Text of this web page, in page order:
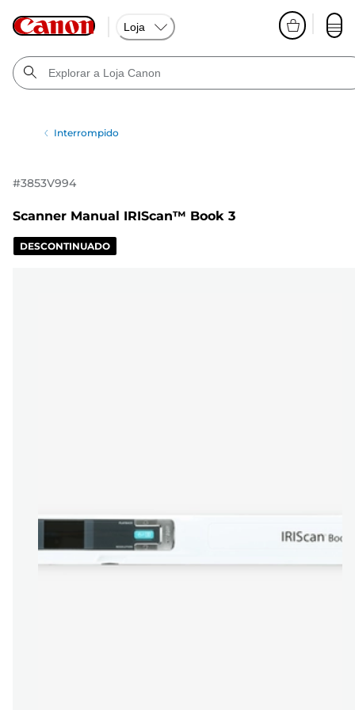
Loja
Interrompido
#3853V994
Scanner Manual IRIScan™ Book 3
DESCONTINUADO